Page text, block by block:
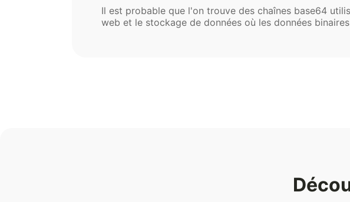
Il est probable que l'on trouve des chaînes base64
web et le stockage de données où les données